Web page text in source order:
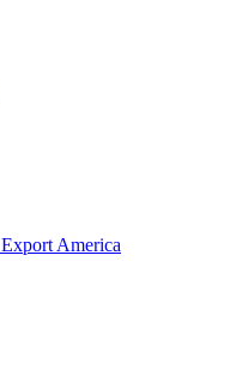
America